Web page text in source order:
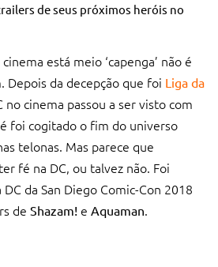
de seus próximos heróis no
está meio ‘capenga’ não é
Depois da decepção que foi Liga da
no cinema passou a ser visto com
foi cogitado o fim do universo
telonas. Mas parece que
fé na DC, ou talvez não. Foi
da San Diego Comic-Con 2018
de Shazam! e Aquaman.